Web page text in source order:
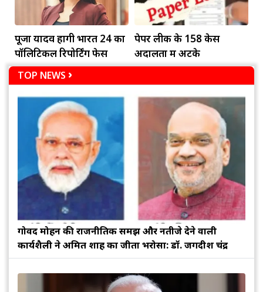
पूजा यादव होंगी भारत 24 का
पॉलिटिकल रिपोर्टिंग फेस
पेपर लीक के 158 केस
अदालतों में अटके
TOP NEWS
गोविंद मोहन की राजनीतिक समझ और नतीजे देने वाली
कार्यशैली ने अमित शाह का जीता भरोसा: डॉ. जगदीश चंद्र